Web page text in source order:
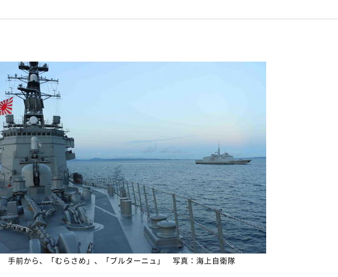
手前から、「むらさめ」、「ブルターニュ」 写真：海上自衛隊